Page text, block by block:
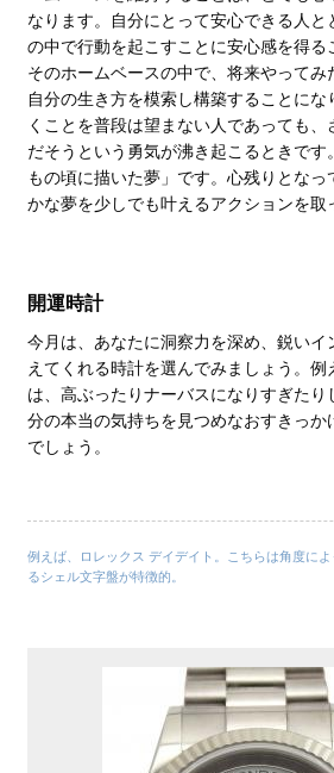
なります。自分にとって安心できる人
の中で行動を起こすことに安心感を得る
そのホームベースの中で、将来やって
自分の生き方を模索し構築することに
くことを普段は望まない人であっても
だそうという勇気が沸き起こるときで
もの頃に描いた夢」です。心残りとな
かな夢を少しでも叶えるアクションを取
開運時計
今月は、あなたに洞察力を深め、鋭い
えてくれる時計を選んでみましょう。
は、高ぶったりナーバスになりすぎたり
分の本当の気持ちを見つめなおすきっか
でしょう。
例えば、ロレックス デイデイト。こちらは角度に
るシェル文字盤が特徴的。